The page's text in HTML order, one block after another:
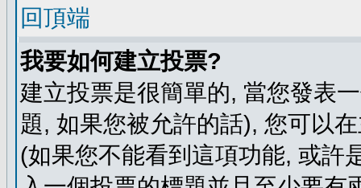
回頂端
我要如何建立投票?
建立投票是很簡單的, 當您發表
題, 如果您被允許的話), 您可以
(如果您不能看到這項功能, 或許